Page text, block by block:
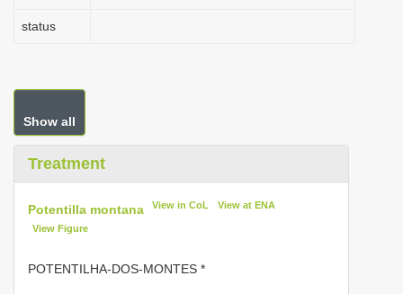
status
Show all
Treatment
Potentilla montana View in CoL View at ENA
View Figure
POTENTILHA-DOS-MONTES *